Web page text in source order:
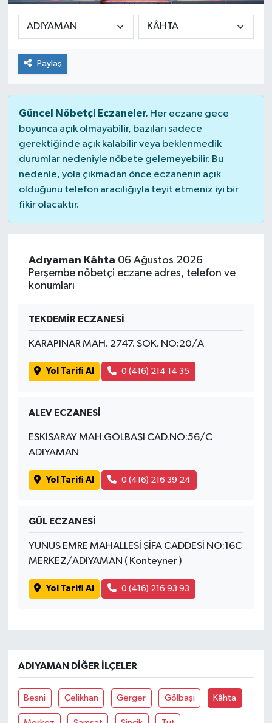
Paylaş
Güncel Nöbetçi Eczaneler. Her eczane gece
boyunca açık olmayabilir, bazıları sadece
gerektiğinde açık kalabilir veya beklenmedik
durumlar nedeniyle nöbete gelemeyebilir. Bu
nedenle, yola çıkmadan önce eczanenin açık
olduğunu telefon aracılığıyla teyit etmeniz iyi bir
fikir olacaktır.
Adıyaman Kâhta 06 Ağustos 2026
Perşembe nöbetçi eczane adres, telefon ve
konumları
TEKDEMİR ECZANESİ
KARAPINAR MAH. 2747. SOK. NO:20/A
Yol Tarifi Al 0 (416) 214 14 35
ALEV ECZANESİ
ESKİSARAY MAH.GÖLBAŞI CAD.NO:56/C
ADIYAMAN
Yol Tarifi Al 0 (416) 216 39 24
GÜL ECZANESİ
YUNUS EMRE MAHALLESİ ŞİFA CADDESİ NO:16C
MERKEZ/ADIYAMAN ( Konteyner )
Yol Tarifi Al 0 (416) 216 93 93
ADIYAMAN DIĞER İLÇELER
Besni Çelikhan Gerger Gölbaşı Kâhta